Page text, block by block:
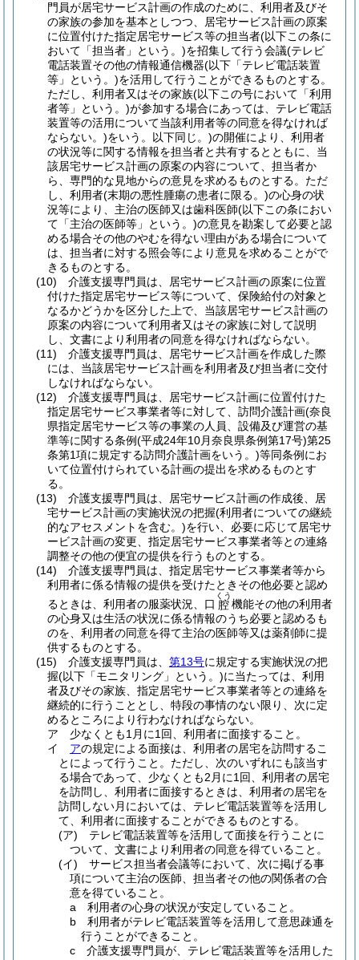
門員が居宅サービス計画の作成のために、利用者及びそ
の家族の参加を基本としつつ、居宅サービス計画の原案
に位置付けた指定居宅サービス等の担当者(以下この条に
おいて「担当者」という。)を招集して行う会議(テレビ
電話装置その他の情報通信機器(以下「テレビ電話装置
等」という。)を活用して行うことができるものとする。
ただし、利用者又はその家族(以下この号において「利用
者等」という。)が参加する場合にあっては、テレビ電話
装置等の活用について当該利用者等の同意を得なければ
ならない。)をいう。以下同じ。)の開催により、利用者
の状況等に関する情報を担当者と共有するとともに、当
該居宅サービス計画の原案の内容について、担当者か
ら、専門的な見地からの意見を求めるものとする。 ただ
し、利用者(末期の悪性腫瘍の患者に限る。)の心身の状
況等により、主治の医師又は歯科医師(以下この条におい
て「主治の医師等」という。)の意見を勘案して必要と認
める場合その他のやむを得ない理由がある場合について
は、担当者に対する照会等により意見を求めることがで
きるものとする。
(10)
介護支援専門員は、居宅サービス計画の原案に位置
付けた指定居宅サービス等について、保険給付の対象と
なるかどうかを区分した上で、当該居宅サービス計画の
原案の内容について利用者又はその家族に対して説明
し、文書により利用者の同意を得なければならない。
(11)
介護支援専門員は、居宅サービス計画を作成した際
には、当該居宅サービス計画を利用者及び担当者に交付
しなければならない。
(12)
介護支援専門員は、居宅サービス計画に位置付けた
指定居宅サービス事業者等に対して、訪問介護計画(奈良
県指定居宅サービス等の事業の人員、設備及び運営の基
準等に関する条例(平成24年10月奈良県条例第17号)第25
条第1項に規定する訪問介護計画をいう。)等同条例にお
いて位置付けられている計画の提出を求めるものとす
る。
(13)
介護支援専門員は、居宅サービス計画の作成後、居
宅サービス計画の実施状況の把握(利用者についての継続
的なアセスメントを含む。)を行い、必要に応じて居宅サ
ービス計画の変更、指定居宅サービス事業者等との連絡
調整その他の便宜の提供を行うものとする。
(14)
介護支援専門員は、指定居宅サービス事業者等から
利用者に係る情報の提供を受けたときその他必要と認め
るときは、利用者の服薬状況、口 腔
くう
機能その他の利用者
の心身又は生活の状況に係る情報のうち必要と認めるも
のを、利用者の同意を得て主治の医師等又は薬剤師に提
供するものとする。
(15)
介護支援専門員は、 第13号に規定する実施状況の把
握(以下「モニタリング」という。)に当たっては、利用
者及びその家族、指定居宅サービス事業者等との連絡を
継続的に行うこととし、特段の事情のない限り、次に定
めるところにより行わなければならない。
ア
少なくとも1月に1回、利用者に面接すること。
イ
アの規定による面接は、利用者の居宅を訪問するこ
とによって行うこと。 ただし、次のいずれにも該当す
る場合であって、少なくとも2月に1回、利用者の居宅
を訪問し、利用者に面接するときは、利用者の居宅を
訪問しない月においては、テレビ電話装置等を活用し
て、利用者に面接することができるものとする。
(ア)
テレビ電話装置等を活用して面接を行うことに
ついて、文書により利用者の同意を得ていること。
(イ)
サービス担当者会議等において、次に掲げる事
項について主治の医師、担当者その他の関係者の合
意を得ていること。
a
利用者の心身の状況が安定していること。
b
利用者がテレビ電話装置等を活用して意思疎通を
行うことができること。
c
介護支援専門員が、テレビ電話装置等を活用した